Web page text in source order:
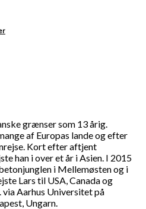
grænser som 13 årig.
af Europas lande og efter
Kort efter aftjent
han i over et år i Asien. I 2015
i Mellemøsten og i
Lars til USA, Canada og
Aarhus Universitet på
Ungarn.